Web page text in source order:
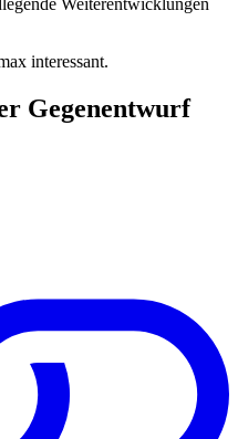
interessant.
Gegenentwurf